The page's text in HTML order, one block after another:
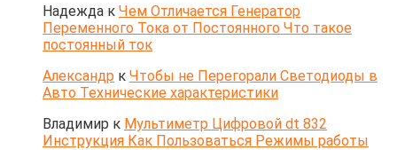
Надежда к Чем Отличается Генератор
Переменного Тока от Постоянного Что такое
постоянный ток
Александр к Чтобы не Перегорали Светодиоды в
Авто Технические характеристики
Владимир к Мультиметр Цифровой dt 832
Инструкция Как Пользоваться Режимы работы